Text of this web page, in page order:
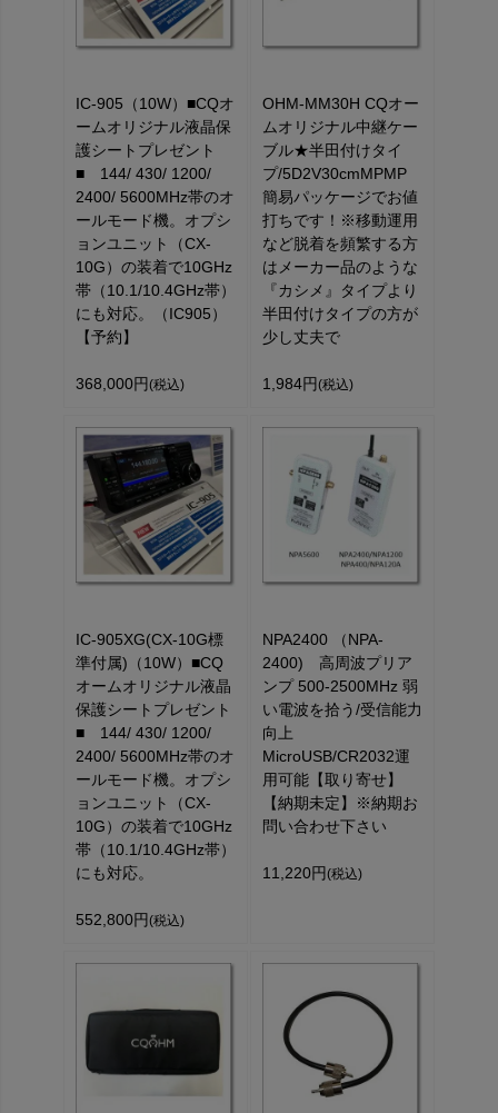
IC-905（10W）■CQオ
ームオリジナル液晶保
護シートプレゼント
■ 144/ 430/ 1200/
2400/ 5600MHz帯のオ
ールモード機。オプシ
ョンユニット（CX-
10G）の装着で10GHz
帯（10.1/10.4GHz帯）
にも対応。（IC905）
【予約】
368,000円(税込)
OHM-MM30H CQオー
ムオリジナル中継ケー
ブル★半田付けタイ
プ/5D2V30cmMPMP
簡易パッケージでお値
打ちです！※移動運用
など脱着を頻繁する方
はメーカー品のような
『カシメ』タイプより
半田付けタイプの方が
少し丈夫で
1,984円(税込)
IC-905XG(CX-10G標
準付属)（10W）■CQ
オームオリジナル液晶
保護シートプレゼント
■ 144/ 430/ 1200/
2400/ 5600MHz帯のオ
ールモード機。オプシ
ョンユニット（CX-
10G）の装着で10GHz
帯（10.1/10.4GHz帯）
にも対応。
552,800円(税込)
NPA2400 （NPA-
2400) 高周波プリア
ンプ 500-2500MHz 弱
い電波を拾う/受信能力
向上
MicroUSB/CR2032運
用可能【取り寄せ】
【納期未定】※納期お
問い合わせ下さい
11,220円(税込)